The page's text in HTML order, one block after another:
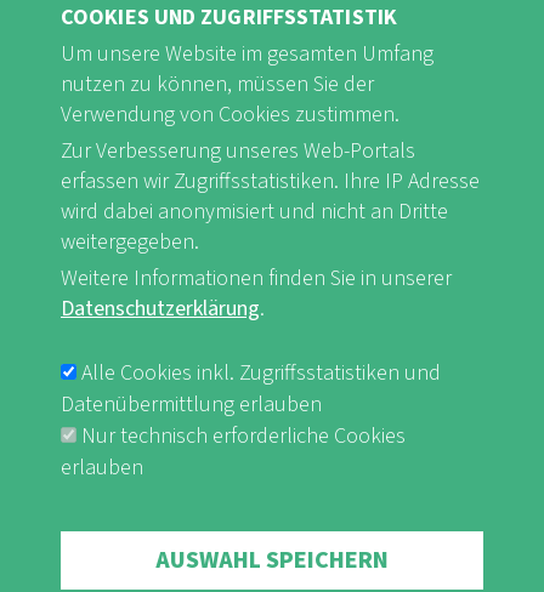
FB Youtube Instagram
Impressum & Datenschutz
COOKIES UND ZUGRIFFSSTATISTIK
Um unsere Website im gesamten Umfang
nutzen zu können, müssen Sie der
Verwendung von Cookies zustimmen.
Zur Verbesserung unseres Web-Portals
erfassen wir Zugriffsstatistiken. Ihre IP Adresse
wird dabei anonymisiert und nicht an Dritte
weitergegeben.
Weitere Informationen finden Sie in unserer
Datenschutzerklärung.
Alle Cookies inkl. Zugriffsstatistiken und
Datenübermittlung erlauben
Nur technisch erforderliche Cookies
erlauben
AUSWAHL SPEICHERN
Withdraw consent